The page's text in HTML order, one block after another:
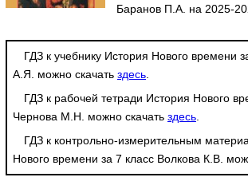
Баранов П.А. на 2025-
ГДЗ к учебнику История Нового времени
А.Я. можно скачать здесь
ГДЗ к рабочей тетради История Нового
Чернова М.Н. можно скачать здесь
ГДЗ к контрольно-измерительным
Нового времени за 7 класс Волкова К.В.